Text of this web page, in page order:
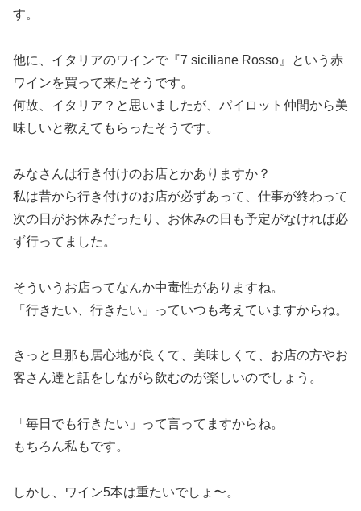
す。
他に、イタリアのワインで『7 siciliane Rosso』という赤
ワインを買って来たそうです。
何故、イタリア？と思いましたが、パイロット仲間から美
味しいと教えてもらったそうです。
みなさんは行き付けのお店とかありますか？
私は昔から行き付けのお店が必ずあって、仕事が終わって
次の日がお休みだったり、お休みの日も予定がなければ必
ず行ってました。
そういうお店ってなんか中毒性がありますね。
「行きたい、行きたい」っていつも考えていますからね。
きっと旦那も居心地が良くて、美味しくて、お店の方やお
客さん達と話をしながら飲むのが楽しいのでしょう。
「毎日でも行きたい」って言ってますからね。
もちろん私もです。
しかし、ワイン5本は重たいでしょ〜。